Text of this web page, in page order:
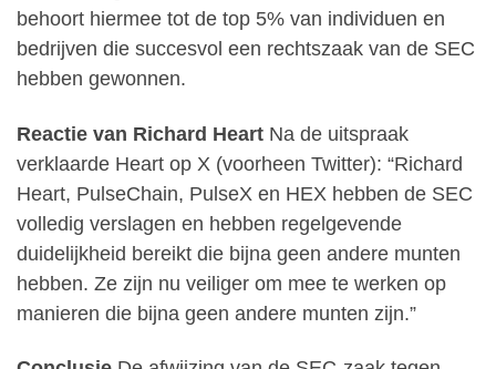
behoort hiermee tot de top 5% van individuen en
bedrijven die succesvol een rechtszaak van de SEC
hebben gewonnen.
Reactie van Richard Heart Na de uitspraak
verklaarde Heart op X (voorheen Twitter): “Richard
Heart, PulseChain, PulseX en HEX hebben de SEC
volledig verslagen en hebben regelgevende
duidelijkheid bereikt die bijna geen andere munten
hebben. Ze zijn nu veiliger om mee te werken op
manieren die bijna geen andere munten zijn.”